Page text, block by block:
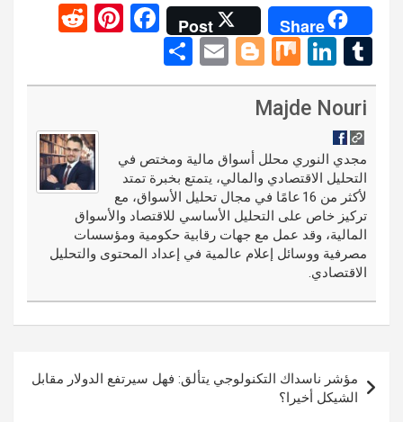
Share
Post
F
ce
o
k
Pi
er
t
d
t
T
u
m
bl
r
Li
n
ke
n
M
ix
Bl
o
er
E
m
h
Majde Nouri
مجدي النوري محلل أسواق مالية ومختص في
التحليل الاقتصادي والمالي، يتمتع بخبرة تمتد
لأكثر من 16 عامًا في مجال تحليل الأسواق، مع
تركيز خاص على التحليل الأساسي للاقتصاد والأسواق
المالية، وقد عمل مع جهات رقابية حكومية ومؤسسات
مصرفية ووسائل إعلام عالمية في إعداد المحتوى والتحليل
الاقتصادي.
المقالات
مؤشر ناسداك التكنولوجي يتألق: فهل سيرتفع الدولار مقابل
الشيكل أخيرا؟